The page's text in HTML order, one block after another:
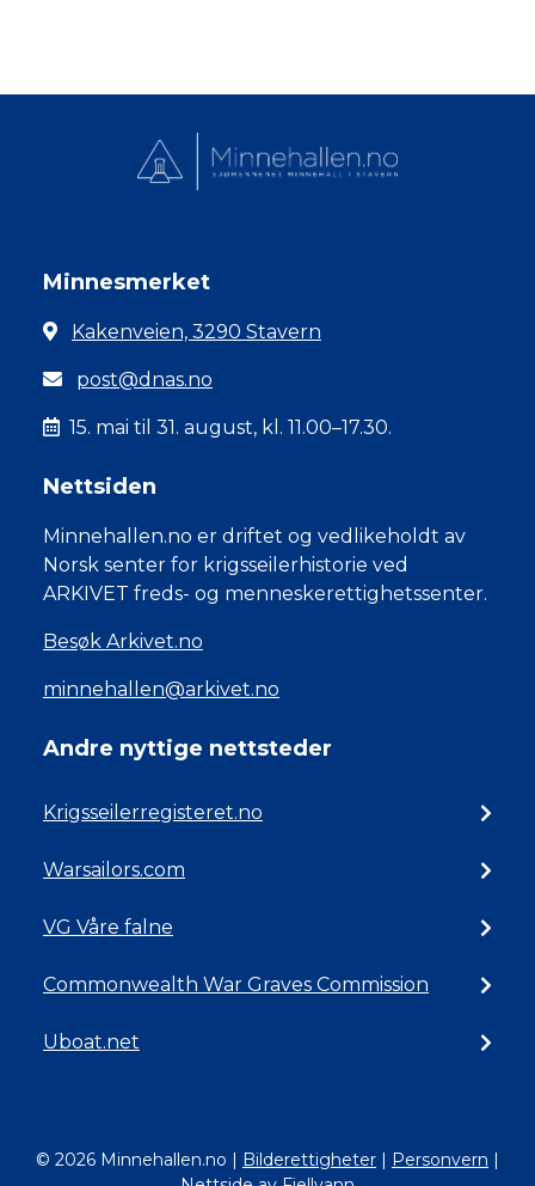
Minnesmerket
Kakenveien, 3290 Stavern
post@dnas.no
15. mai til 31. august, kl. 11.00–17.30.
Nettsiden
Minnehallen.no er driftet og vedlikeholdt av
Norsk senter for krigsseilerhistorie ved
ARKIVET freds- og menneskerettighetssenter.
Besøk Arkivet.no
minnehallen@arkivet.no
Andre nyttige nettsteder
Krigsseilerregisteret.no
Warsailors.com
VG Våre falne
Commonwealth War Graves Commission
Uboat.net
© 2026 Minnehallen.no | Bilderettigheter | Personvern |